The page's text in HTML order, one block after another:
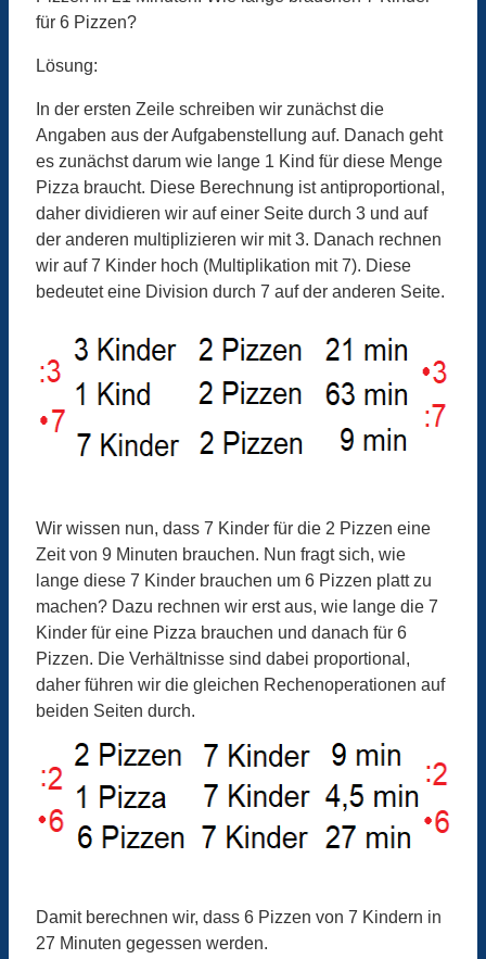
für 6 Pizzen?
Lösung:
In der ersten Zeile schreiben wir zunächst die
Angaben aus der Aufgabenstellung auf. Danach geht
es zunächst darum wie lange 1 Kind für diese Menge
Pizza braucht. Diese Berechnung ist antiproportional,
daher dividieren wir auf einer Seite durch 3 und auf
der anderen multiplizieren wir mit 3. Danach rechnen
wir auf 7 Kinder hoch (Multiplikation mit 7). Diese
bedeutet eine Division durch 7 auf der anderen Seite.
Wir wissen nun, dass 7 Kinder für die 2 Pizzen eine
Zeit von 9 Minuten brauchen. Nun fragt sich, wie
lange diese 7 Kinder brauchen um 6 Pizzen platt zu
machen? Dazu rechnen wir erst aus, wie lange die 7
Kinder für eine Pizza brauchen und danach für 6
Pizzen. Die Verhältnisse sind dabei proportional,
daher führen wir die gleichen Rechenoperationen auf
beiden Seiten durch.
Damit berechnen wir, dass 6 Pizzen von 7 Kindern in
27 Minuten gegessen werden.